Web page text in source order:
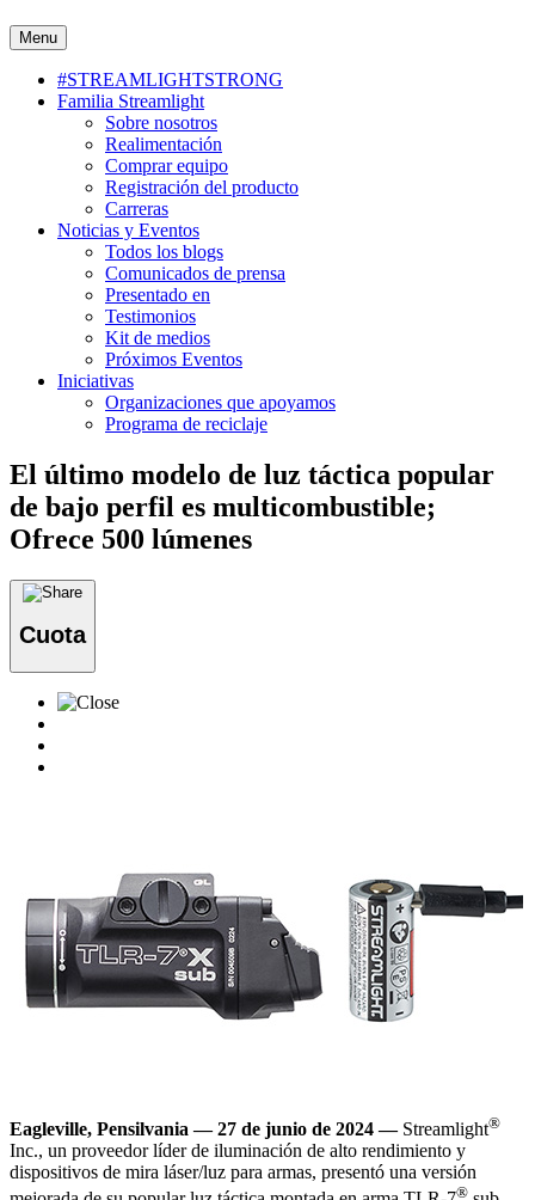
Menu
#STREAMLIGHTSTRONG
Familia Streamlight
Sobre nosotros
Realimentación
Comprar equipo
Registración del producto
Carreras
Noticias y Eventos
Todos los blogs
Comunicados de prensa
Presentado en
Testimonios
Kit de medios
Próximos Eventos
Iniciativas
Organizaciones que apoyamos
Programa de reciclaje
El último modelo de luz táctica popular
de bajo perfil es multicombustible;
Ofrece 500 lúmenes
Cuota
Eagleville, Pensilvania — 27 de junio de 2024 — Streamlight®
Inc., un proveedor líder de iluminación de alto rendimiento y
dispositivos de mira láser/luz para armas, presentó una versión
®